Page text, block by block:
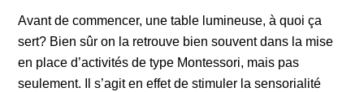
Avant de commencer, une table lumineuse, à quoi ça
sert? Bien sûr on la retrouve bien souvent dans la mise
en place d’activités de type Montessori, mais pas
seulement. Il s’agit en effet de stimuler la sensorialité